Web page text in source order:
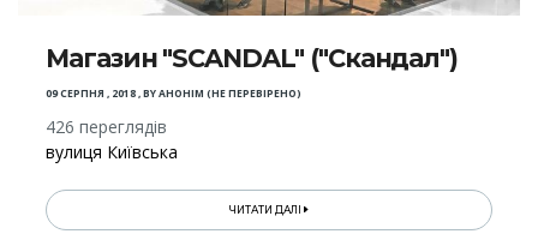
Магазин "SCANDAL" ("Скандал")
09 СЕРПНЯ , 2018,BYАНОНІМ (НЕ ПЕРЕВІРЕНО)
426 переглядів
вулиця Київська
ЧИТАТИ ДАЛІ